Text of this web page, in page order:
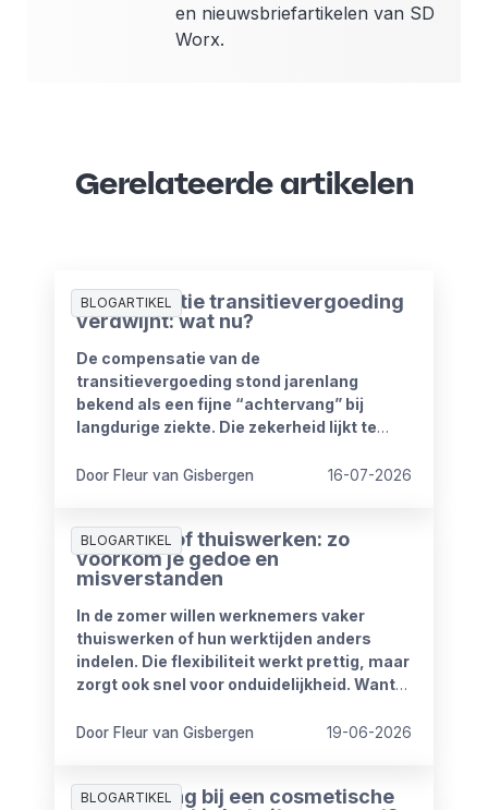
en nieuwsbriefartikelen van SD
Worx.
Gerelateerde artikelen
BLOGARTIKEL
Compensatie transitievergoeding
verdwijnt: wat nu?
De compensatie van de
transitievergoeding stond jarenlang
bekend als een fijne “achtervang” bij
langdurige ziekte. Die zekerheid lijkt te
kabinet heeft plannen om de
Door Fleur van Gisbergen 16-07-2026
BLOGARTIKEL
Zomerproof thuiswerken: zo
voorkom je gedoe en
misverstanden
In de zomer willen werknemers vaker
thuiswerken of hun werktijden anders
indelen. Die flexibiliteit werkt prettig, maar
zorgt ook snel voor onduidelijkheid. Want
iemand bereikbaar? En hoe blijft het werk
Door Fleur van Gisbergen 19-06-2026
BLOGARTIKEL
Ziekmelding bij een cosmetische